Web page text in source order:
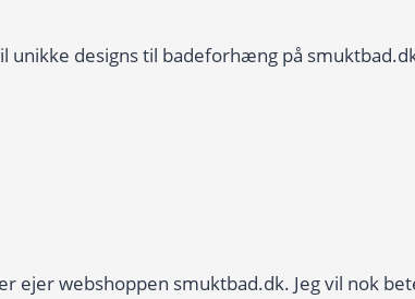
unikke designs til badeforhæng på
ejer webshoppen smuktbad.dk. Jeg vil nok